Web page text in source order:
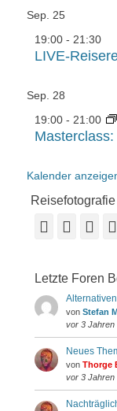
Sep. 25
19:00 - 21:30
LIVE-
Sep. 28
19:00 - 21:00
Kalender
Facebook
Vimeo
Letzte Foren
von Stefan
vor 3 Jahren
Neues
von Thorge
vor 3 Jahren